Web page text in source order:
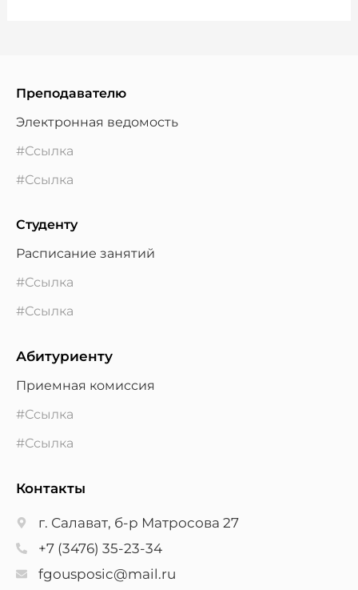
Преподавателю
Электронная ведомость
#Ссылка
#Ссылка
Студенту
Расписание занятий
#Ссылка
#Ссылка
Абитуриенту
Приемная комиссия
#Ссылка
#Ссылка
Контакты
г. Салават, б-р Матросова 27
+7 (3476) 35-23-34
fgousposic@mail.ru